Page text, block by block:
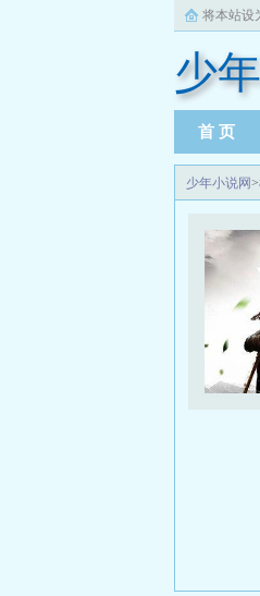
将本站设
少
首 页
少年小说网>